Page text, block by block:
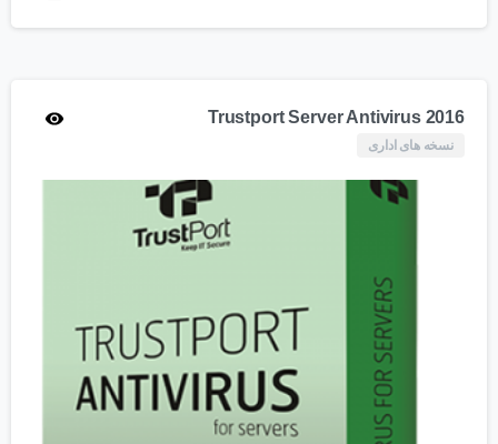
Trustport Server Antivirus 2016
نسخه های اداری